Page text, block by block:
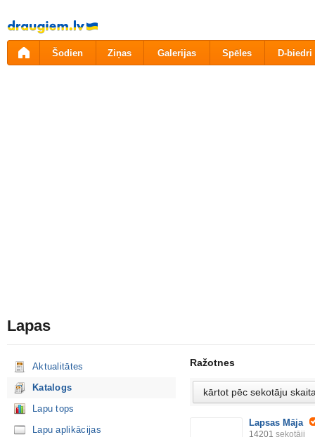
Pāriet
uz
saturu
Šodien Ziņas Galerijas Spēles D-biedri
Lapas
Aktualitātes
Katalogs
Lapu tops
Lapu aplikācijas
Ražotnes
Lapsas Māja
14201 sekotāji